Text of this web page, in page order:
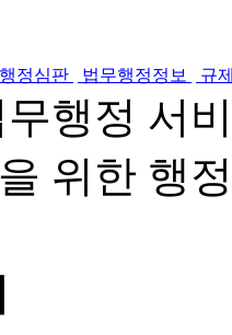
행정심판 법무행정정보 규
행정 서
위한 행